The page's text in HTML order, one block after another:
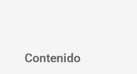
Contenido